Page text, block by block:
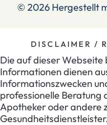
© 2026 Hergestellt
DISCLAIMER /
Die auf dieser
Informationen dienen
Informationszwecken
professionelle Beratung
Apotheker oder andere